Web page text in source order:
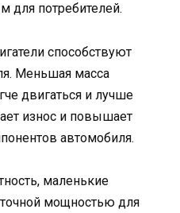
для потребителей.
способствуют
Меньшая масса
двигаться и лучше
износ и повышает
автомобиля.
маленькие
мощностью для